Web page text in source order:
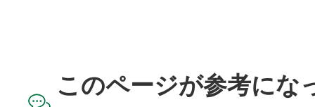
このページが参考にな